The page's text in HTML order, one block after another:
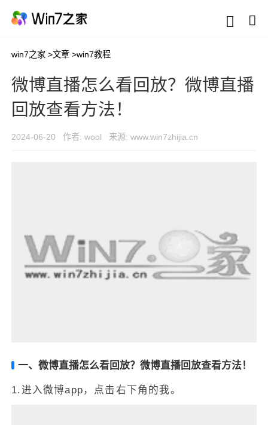
win7之家 >文章 >win7教程
微博直播怎么看回放？微博直播
回放查看方法！
2024-06-20 作者: wool 来源: www.win7zhijia.cn
一、微博直播怎么看回放？微博直播回放查看方法！
1.进入微博app，点击右下角的我。